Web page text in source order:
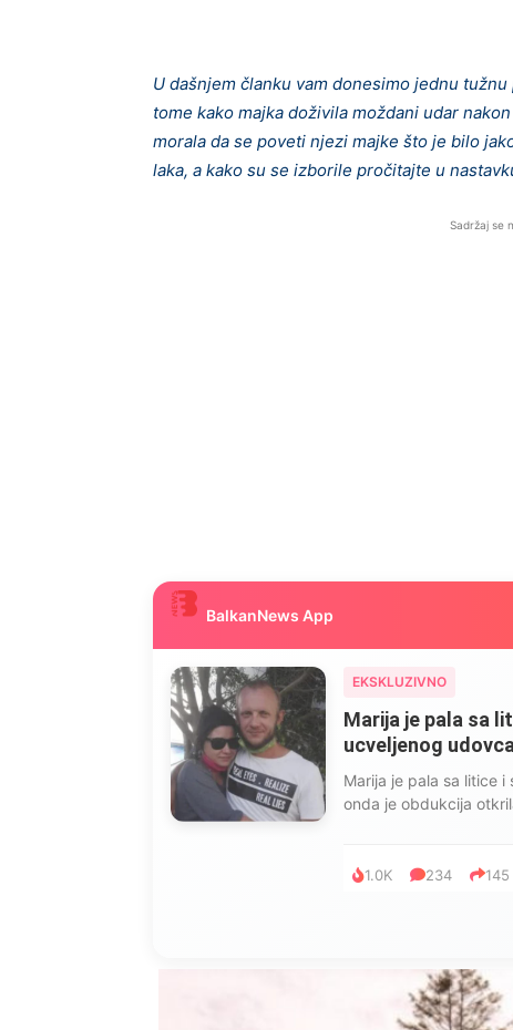
U dašnjem članku vam donesimo jednu
tome kako majka doživila moždani udar
morala da se poveti njezi majke što je bilo
laka, a kako su se izborile pročitajte u
Sadržaj se
BalkanNews App
EKSKLUZIVNO
Marija je pala sa
ucveljenog
Marija je pala sa litice
onda je obdukcija
1.0K 234 145